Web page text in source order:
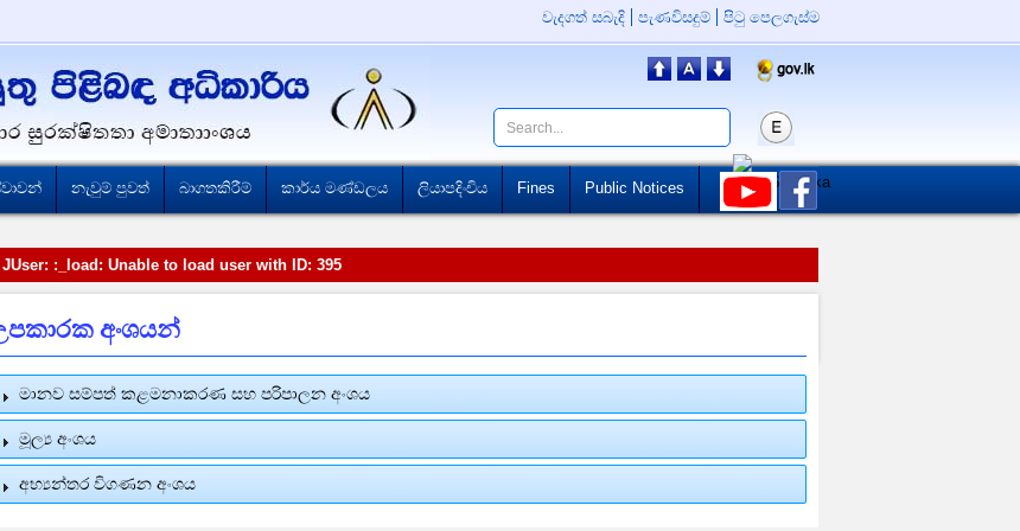
වැදගත් සබැදි පැණවිසදුම් පිටු පෙලගැස්ම
නැවුම් පුවත් බාගතකිරීම් කාර්ය මණ්ඩලය ලියාපදිංචිය Fines Public Notices
JUser: :_load: Unable to load user with ID: 395
අංශයන්
මානව සම්පත් කළමනාකරණ සහ පරිපාලන අංශය
මූල්‍ය අංශය
අභ්‍යන්තර විගණන අංශය